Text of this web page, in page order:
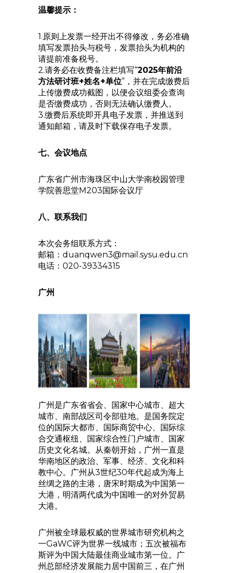
温馨提示：
1.原则上发票一经开出不得修改，务必准确
填写发票抬头与税号，发票抬头为机构的
请提前准备税号。
2.请务必在收费备注栏填写“2025年前沿
方法研讨班+姓名+单位”，并在完成缴费后
上传缴费成功截图，以便会议组委会查询
是否缴费成功，否则无法确认缴费人。
3.缴费后系统即开具电子发票，并推送到
通知邮箱，请及时下载保存电子发票。
七、会议地点
广东省广州市海珠区中山大学南校园管理
学院善思堂M203国际会议厅
八、联系我们
本次会务组联系方式：
邮箱：duanqwen3@mail.sysu.edu.cn
电话：020-39334315
广州
广州是广东省省会、国家中心城市、超大
城市、南部战区司令部驻地。是国务院定
位的国际大都市、国际商贸中心、国际综
合交通枢纽、国家综合性门户城市、国家
历史文化名城。从秦朝开始，广州一直是
华南地区的政治、军事、经济、文化和科
教中心。广州从3世纪30年代起成为海上
丝绸之路的主港，唐宋时期成为中国第一
大港，明清两代成为中国唯一的对外贸易
大港。
广州被全球最权威的世界城市研究机构之
一GaWC评为世界一线城市；五次被福布
斯评为中国大陆最佳商业城市第一位。广
州总部经济发展能力居中国前三，在广州